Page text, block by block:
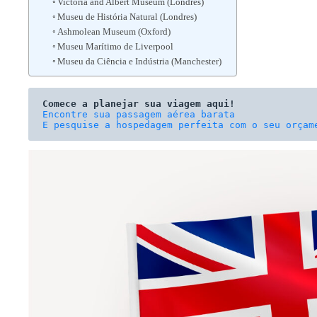
Museu de História Natural (Londres)
Ashmolean Museum (Oxford)
Museu Marítimo de Liverpool
Museu da Ciência e Indústria (Manchester)
Comece a planejar sua viagem aqui!
E pesquise a hospedagem perfeita com o seu